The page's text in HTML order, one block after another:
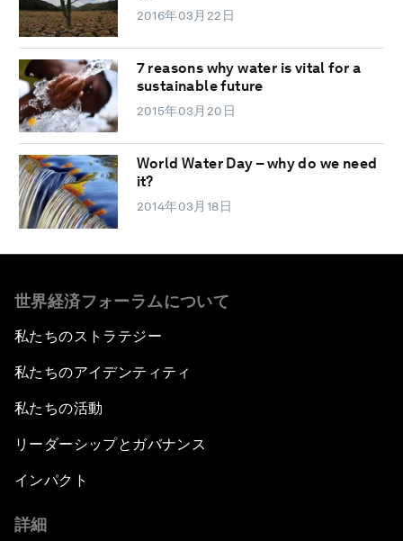
2016年03月22日
7 reasons why water is vital for a
sustainable future
2015年03月20日
World Water Day – why do we need
it?
2014年03月18日
世界経済フォーラムについて
私たちのストラテジー
私たちのアイデンティティ
私たちの活動
リーダーシップとガバナンス
インパクト
詳細